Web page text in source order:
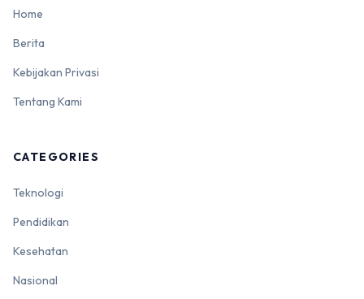
Home
Berita
Kebijakan Privasi
Tentang Kami
CATEGORIES
Teknologi
Pendidikan
Kesehatan
Nasional